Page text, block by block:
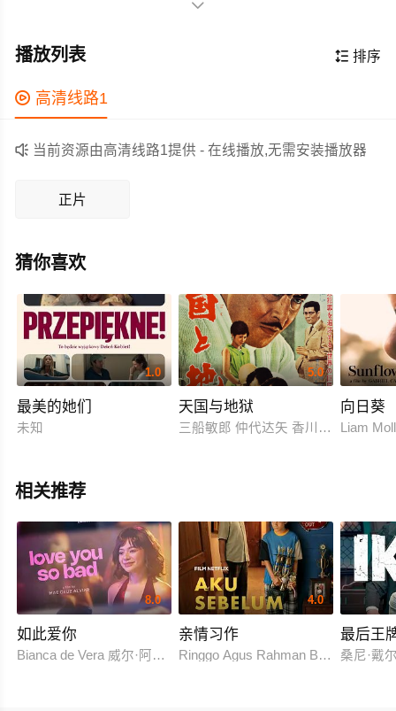
新，与女友一起经营生意，不再打拳。张震当年打伤的王
再挑衅张震，张震一再隐忍，希望平静地生活，直至女友
被王学文绑架，张震最终忍无可忍，与其搏斗。
作为一部 上映的剧情电影，在当期同类题材影片中具有一
定的看点，在演员表现和剧情架构上也都有不错的亮点，
剧情紧凑，角色塑造鲜明，适合喜欢剧情类电影的观众观

 排序
播放列表
 高清线路1
 当前资源由高清线路1提供 - 在线播放,无需安装播放器
正片
猜你喜欢
1.0
最美的她们
未知
5.0
天国与地狱
三船敏郎 仲代达矢 香川京子 三桥
向日葵
Liam
相关推荐
8.0
如此爱你
Bianca de Vera 威尔·阿什利·德莱昂
4.0
亲情习作
Ringgo Agus Rahman Bima Sena
最后王
桑尼·戴